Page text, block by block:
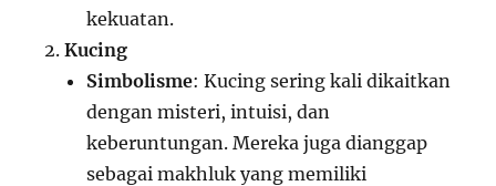
kekuatan.
Kucing
Simbolisme: Kucing sering kali dikaitkan
dengan misteri, intuisi, dan
keberuntungan. Mereka juga dianggap
sebagai makhluk yang memiliki